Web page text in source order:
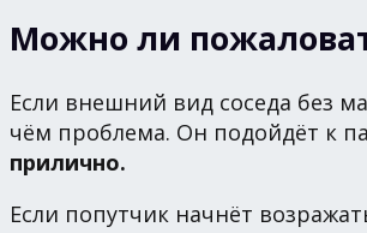
Можно ли
Если внешний вид соседа без
чём проблема. Он подойдёт к
прилично.
Если попутчик начнёт